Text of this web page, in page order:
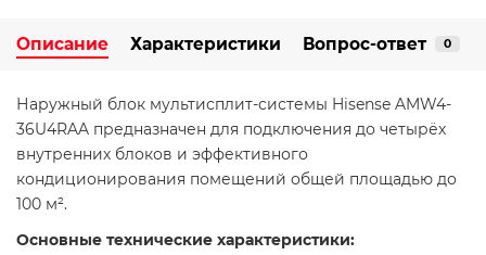
Описание Характеристики Вопрос-ответ 0
Наружный блок мультисплит-системы Hisense AMW4-
36U4RAA предназначен для подключения до четырёх
внутренних блоков и эффективного
кондиционирования помещений общей площадью до
100 м².
Основные технические характеристики: